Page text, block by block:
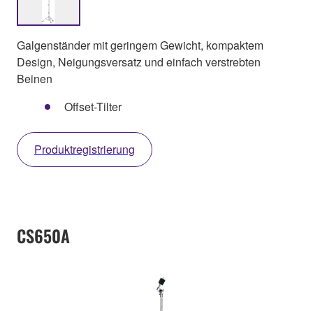
Galgenständer mit geringem Gewicht, kompaktem
Design, Neigungsversatz und einfach verstrebten
Beinen
Offset-Tilter
Produktregistrierung
CS650A